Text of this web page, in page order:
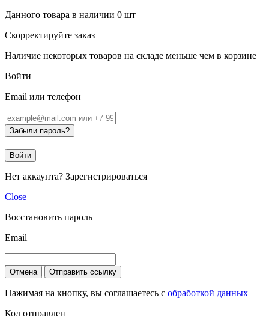
Данного товара в наличии 0 шт
Скорректируйте заказ
Наличие некоторых товаров на складе меньше чем в корзине
Войти
Email или телефон
Забыли пароль?
Войти
Нет аккаунта? Зарегистрироваться
Close
Восстановить пароль
Email
Отмена Отправить ссылку
Нажимая на кнопку, вы соглашаетесь с обработкой данных
Код отправлен